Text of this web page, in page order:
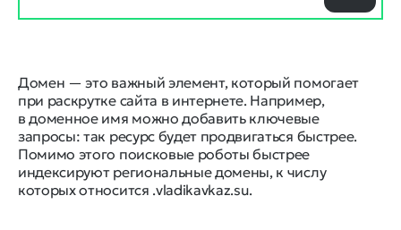
Домен — это важный элемент, который помогает
при раскрутке сайта в интернете. Например,
в доменное имя можно добавить ключевые
запросы: так ресурс будет продвигаться быстрее.
Помимо этого поисковые роботы быстрее
индексируют региональные домены, к числу
которых относится .vladikavkaz.su.